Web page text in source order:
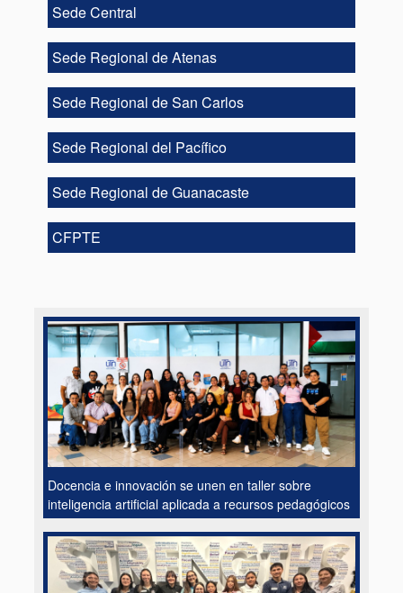
Sede Central
Sede Regional de Atenas
Sede Regional de San Carlos
Sede Regional del Pacífico
Sede Regional de Guanacaste
CFPTE
Docencia e innovación se unen en taller sobre
inteligencia artificial aplicada a recursos pedagógicos